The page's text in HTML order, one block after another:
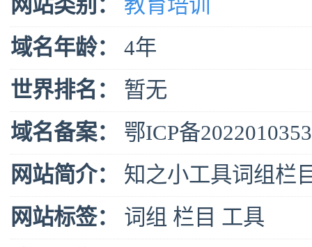
网站类别：
教育培训
域名年龄：
4年
世界排名：
暂无
域名备案：
鄂ICP备
网站简介：
知之小工具词组栏
网站标签：
词组 栏目 工具